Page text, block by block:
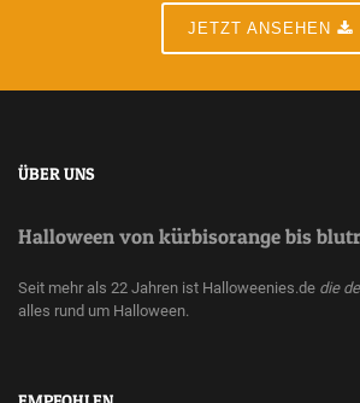
JETZT ANSEHEN
ÜBER UNS
Halloween von kürbisorange bis
Seit mehr als 22 Jahren ist Halloweenies.de die
alles rund um Halloween.